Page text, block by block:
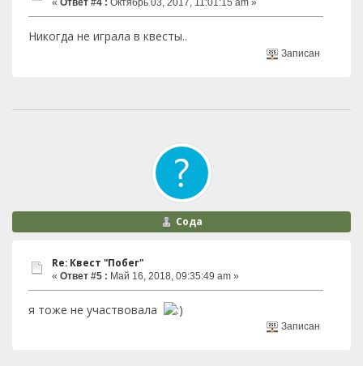
« Ответ #4 : Октябрь 03, 2017, 11:01:15 am »
Никогда не играла в квесты..
Записан
Сода
Re: Квест "Побег"
« Ответ #5 : Май 16, 2018, 09:35:49 am »
я тоже не участвовала
Записан